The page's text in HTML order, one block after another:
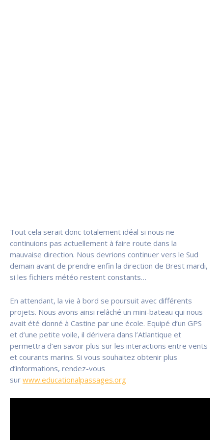
Tout cela serait donc totalement idéal si nous ne
continuions pas actuellement à faire route dans la
mauvaise direction. Nous devrions continuer vers le Sud
demain avant de prendre enfin la direction de Brest mardi,
si les fichiers météo restent constants…
En attendant, la vie à bord se poursuit avec différents
projets. Nous avons ainsi relâché un mini-bateau qui nous
avait été donné à Castine par une école. Equipé d’un GPS
et d’une petite voile, il dérivera dans l’Atlantique et
permettra d’en savoir plus sur les interactions entre vents
et courants marins. Si vous souhaitez obtenir plus
d’informations, rendez-vous
sur www.educationalpassages.org